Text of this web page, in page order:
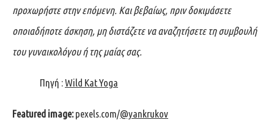
προχωρήστε στην επόμενη. Και βεβαίως, πριν δοκιμάσετε
οποιαδήποτε άσκηση, μη διστάζετε να αναζητήσετε τη συμβουλή
του γυναικολόγου ή της μαίας σας.
Πηγή :Wild Kat Yoga
Featured image:pexels.com/@yankrukov